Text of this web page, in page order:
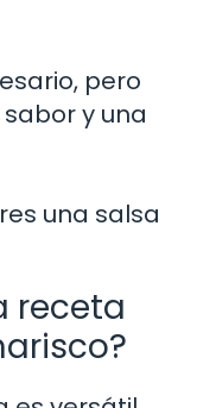
pero
y una
una salsa
receta